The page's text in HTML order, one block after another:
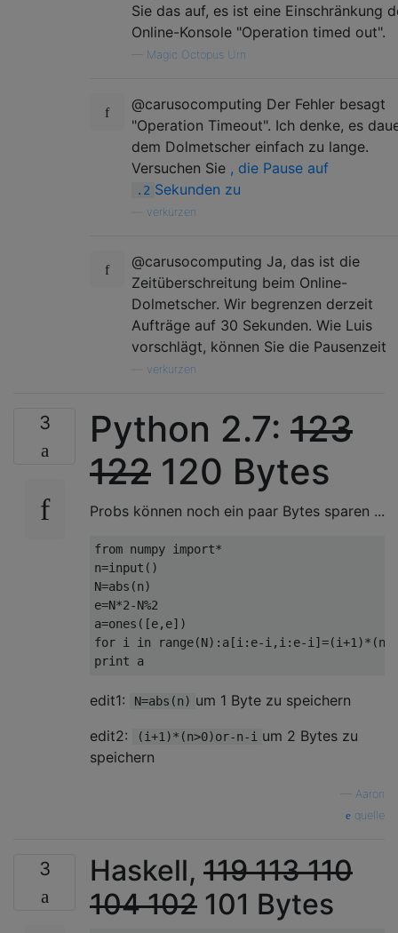
Sie das auf, es ist eine Einschränkung
Online-Konsole "Operation timed out".
Magic Octopus Urn
@carusocomputing Der Fehler besagt
"Operation Timeout". Ich denke, es
dem Dolmetscher einfach zu lange.
Versuchen Sie , die Pause auf
.2 Sekunden zu
verkürzen
@carusocomputing Ja, das ist die
Zeitüberschreitung beim Online-
Dolmetscher. Wir begrenzen derzeit
Aufträge auf 30 Sekunden. Wie Luis
vorschlägt, können Sie die Pausenzeit
verkürzen
3 Python 2.7: 123
122 120 Bytes
Probs können noch ein paar Bytes sparen ...
from numpy import*
n=input ()
N=abs (n)
e=N*2-N%2
a=ones ([e, e])
for i in range(N): a [i : e-i , i : e-i ]=(i+1 )*(n
print a
edit1: N=abs(n) um 1 Byte zu speichern
edit2:
(i+1)*(n>0)or-n-i um 2 Bytes zu
speichern
Aaron
quelle
3 Haskell, 119113110
104102 101 Bytes